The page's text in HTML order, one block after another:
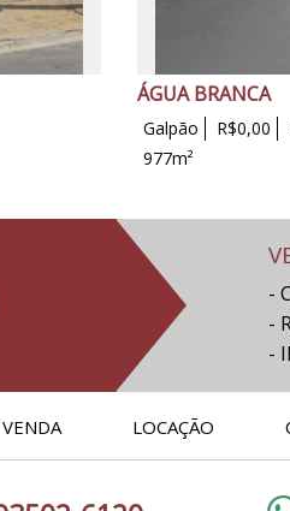
ÁGUA BRANCA
Galpão R$0,00
977m²
-
-
-
VENDA LOCAÇÃO